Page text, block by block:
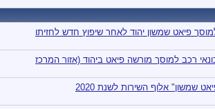
פיאט שמשון יהוד לאחר שיפוץ חדש לחזיתו
רכב למוסך מורשה פיאט ביהוד (אזור המרכז
שמשון" אלוף השירות לשנת 2020